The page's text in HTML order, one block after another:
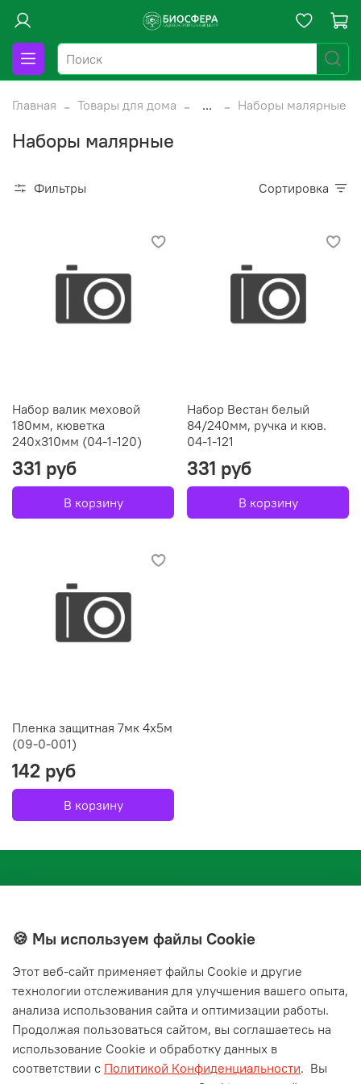
Главная Товары для дома ... Наборы малярные
Наборы малярные
Фильтры Сортировка
Набор валик меховой
180мм, кюветка
240х310мм (04-1-120)
331 руб
В корзину
Набор Вестан белый
84/240мм, ручка и кюв.
04-1-121
331 руб
В корзину
Пленка защитная 7мк 4х5м
(09-0-001)
142 руб
В корзину
+7(843) 210-20-24
Мы в соц. сетях
🍪 Мы используем файлы Cookie
Этот веб‑сайт применяет файлы Cookie и другие
технологии отслеживания для улучшения вашего опыта,
анализа использования сайта и оптимизации работы.
Продолжая пользоваться сайтом, вы соглашаетесь на
использование Cookie и обработку данных в
соответствии с Политикой Конфиденциальности. Вы